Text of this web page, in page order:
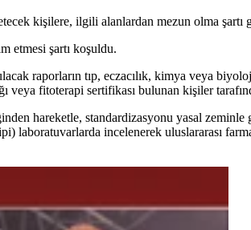
kişilere, ilgili alanlardan mezun olma şartı
etmesi şartı koşuldu.
raporların tıp, eczacılık, kimya veya
fitoterapi sertifikası bulunan kişiler
hareketle, standardizasyonu yasal
laboratuvarlarda incelenerek uluslararası